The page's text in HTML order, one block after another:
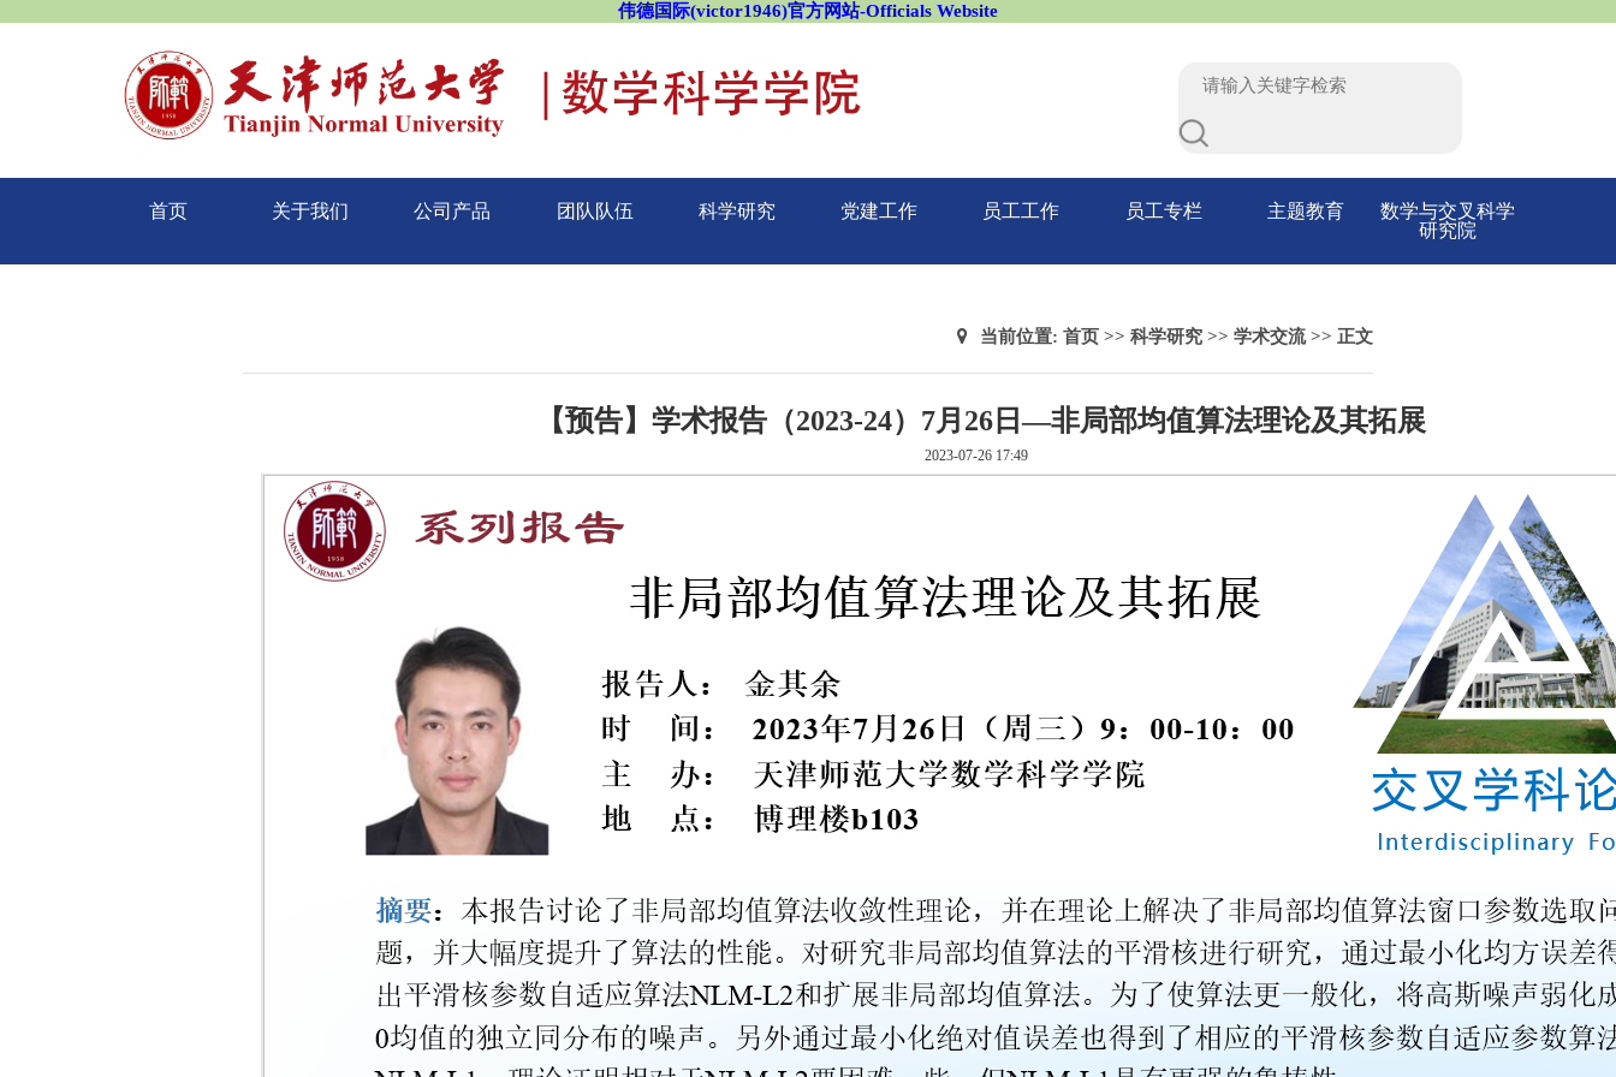
伟德国际(victor1946)官方网站-Officials Website
首页 关于我们 公司产品 团队队伍 科学研究 党建工作 员工工作 员工专栏 主题教育
数学与交叉科学
研究院
当前位置:首页 >>科学研究 >>学术交流>> 正文
【预告】学术报告（2023-24）7月26日—非局部均值算法理论及其拓展
2023-07-26 17:49